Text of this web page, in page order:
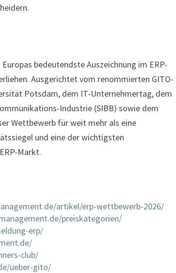
bedeutendste Auszeichnung im ERP-
Ausgerichtet vom renommierten GITO-
Potsdam, dem IT-Unternehmertag, dem
Industrie (SIBB) sowie dem
Wettbewerb für weit mehr als eine
und eine der wichtigsten
Markt.
artikel/erp-wettbewerb-2026/
preiskategorien/
erp/
club/
ueber-gito/